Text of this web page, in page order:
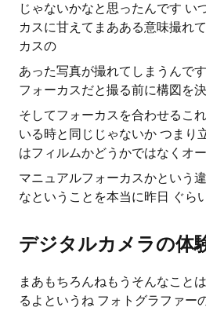
じゃないかなと思ったんです い
カスに甘えてまあある意味撮れ
カスの
あった写真が撮れてしまうんで
フォーカスだと撮る前に構図を
そしてフォーカスを合わせるこ
いる時と同じじゃないか つまり
はフィルムかどうかではなくオ
マニュアルフォーカスかという
なということを本当に昨日 ぐら
デジタルカメラの体
まあもちろんねもうそんなこと
るよというね フォトグラファー